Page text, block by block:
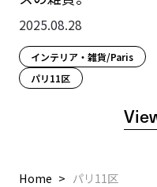
2025.08.28
インテリア・雑貨/Paris
パリ11区
Home パリ11区